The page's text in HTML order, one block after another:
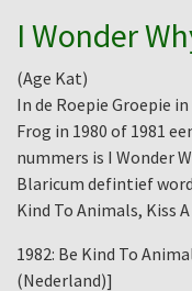
I Wonder
(Age Kat)
In de Roepie Groepie
Frog in 1980 of 1981
nummers is I Wonder
Blaricum defintief
Kind To Animals, Kiss
1982: Be Kind To
(Nederland)]